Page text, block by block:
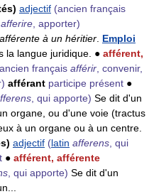
adjectif (ancien français
afferire , apporter)
à un héritier Emploi
la langue juridique. ● afférent,
français afférir , convenir,
afférant participe présent ●
, qui apporte) Se dit d'un
organe, ou d'une voie (tractus
à un organe ou à un centre.
adjectif (latin afferens , qui
● afférent, afférente
, qui apporte) Se dit d'un